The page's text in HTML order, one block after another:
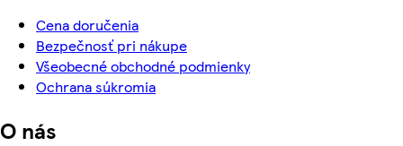
Cena doručenia
Bezpečnosť pri nákupe
Všeobecné obchodné podmienky
Ochrana súkromia
O nás